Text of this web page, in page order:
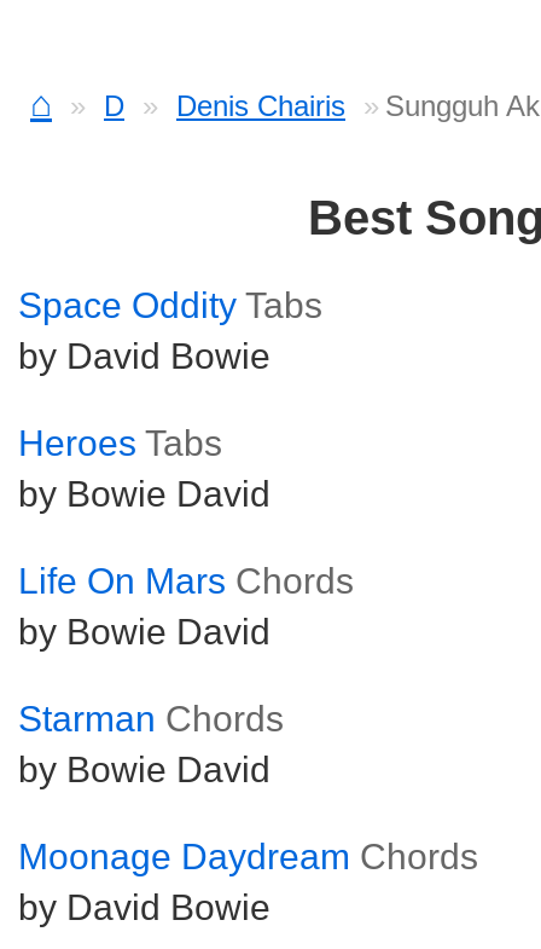
⌂ D Denis Chairis Sungguh
Best
Space Oddity Tabs
by David Bowie
Heroes Tabs
by Bowie David
Life On Mars Chords
by Bowie David
Starman Chords
by Bowie David
Moonage Daydream Chords
by David Bowie